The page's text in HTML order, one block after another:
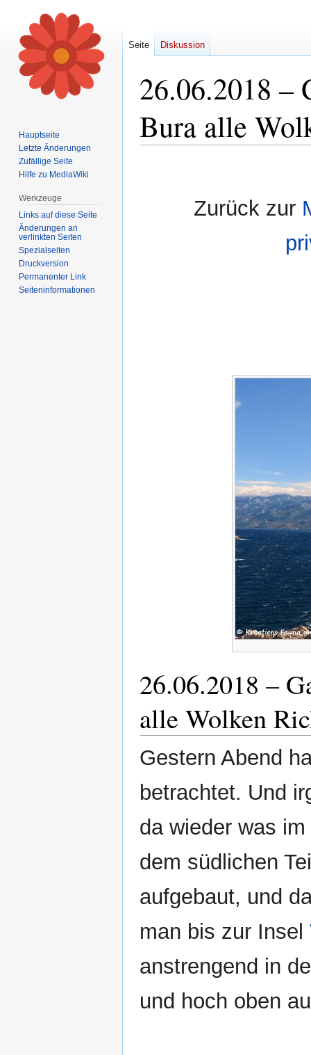
26.06.2018 –
Bura alle
Zurück zur
26.06.2018 –
alle Wolken
Gestern Abend
betrachtet. Und
da wieder was
dem südlichen
aufgebaut, und
man bis zur Insel
anstrengend in
und hoch oben
Seite Diskussion
Hauptseite
Letzte Änderungen
Zufällige Seite
Hilfe zu MediaWiki
Werkzeuge
Links auf diese Seite
Änderungen an
verlinkten Seiten
Spezialseiten
Druckversion
Permanenter Link
Seiten­informationen